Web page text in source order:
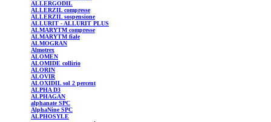
ALLERGODIL
ALLERZILcompresse
ALLERZILsospensione
ALLURIT - ALLURIT PLUS
ALMARYTM compresse
ALMARYTM fiale
ALMOGRAN
Almotrex
ALOMEN
ALOMIDE collirio
ALORIN
ALOVIR
ALOXIDILsol 2 percent
ALPHAD3
ALPHAGAN
alphanateSPC
AlphaNineSPC
ALPHOSYLE